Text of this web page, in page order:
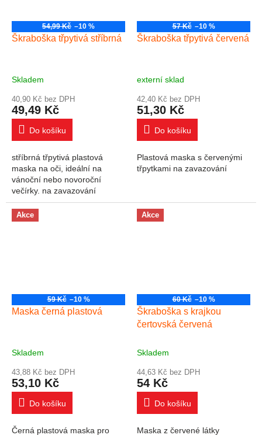
54,99 Kč –10 %
Škraboška třpytivá stříbrná
Skladem
40,90 Kč bez DPH
49,49 Kč
Do košíku
stříbrná třpytivá plastová
maska na oči, ideální na
vánoční nebo novoroční
večírky. na zavazování
57 Kč –10 %
Škraboška třpytivá červená
externí sklad
42,40 Kč bez DPH
51,30 Kč
Do košíku
Plastová maska s červenými
třpytkami na zavazování
Akce
59 Kč –10 %
Maska černá plastová
Skladem
43,88 Kč bez DPH
53,10 Kč
Do košíku
Černá plastová maska pro
Akce
60 Kč –10 %
Škraboška s krajkou
čertovská červená
Skladem
44,63 Kč bez DPH
54 Kč
Do košíku
Maska z červené látky